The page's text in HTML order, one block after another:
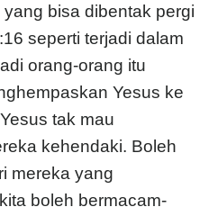
bisa dibentak pergi
seperti terjadi dalam
orang-orang itu
Yesus ke
tak mau
kehendaki. Boleh
mereka yang
boleh bermacam-